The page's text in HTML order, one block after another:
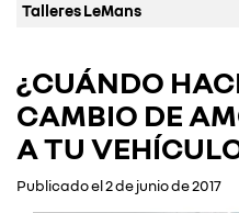
Talleres LeMans
¿CUÁNDO
CAMBIO DE
A TU
Publicado el 2 de junio de 2017